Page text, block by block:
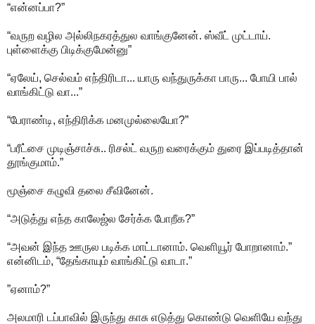
“என்னப்பா?”
“வருற வழில அல்லிநகரத்துல வாங்குனேன். ஸ்வீட் முட்டாய்.
புள்ளைக்கு பிடிக்குமேன்னு”
“ஏலேய், செல்வம் எந்திரிடா... யாரு வந்துருக்கா பாரு... போயி பால்
வாங்கிட்டு வா...”
“பேராண்டி, எந்திரிக்க மனமுல்லையோ?”
“பரீட்சை முடிஞ்சாச்சு.. ரிசல்ட் வருற வரைக்கும் துரை இப்படித்தான்
தூங்குமாம்.”
மூஞ்சை கழுவி தலை சீவினேன்.
“அடுத்து எந்த காலேஜ்ல சேர்க்க போறீக?”
“அவன் இந்த ஊருல படிக்க மாட்டானாம். வெளியூர் போறானாம்.”
என்னிடம், “தேங்காயும் வாங்கிட்டு வாடா.”
”ஏனாம்?”
அலமாரி டப்பாவில் இருந்து காசு எடுத்து கொண்டு வெளியே வந்து